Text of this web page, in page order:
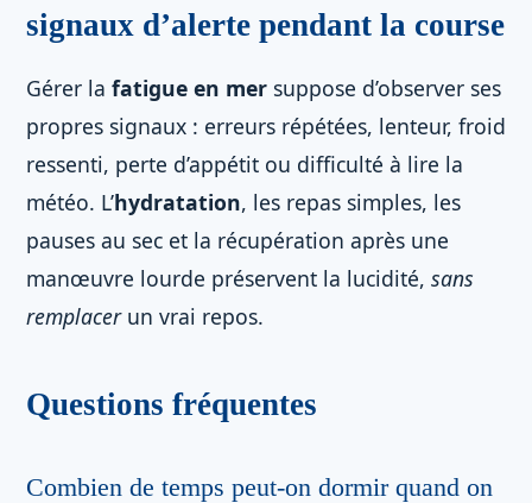
signaux d’alerte pendant la course
Gérer la fatigue en mer suppose d’observer ses
propres signaux : erreurs répétées, lenteur, froid
ressenti, perte d’appétit ou difficulté à lire la
météo. L’hydratation, les repas simples, les
pauses au sec et la récupération après une
manœuvre lourde préservent la lucidité, sans
remplacerun vrai repos.
Questions fréquentes
Combien de temps peut-on dormir quand on